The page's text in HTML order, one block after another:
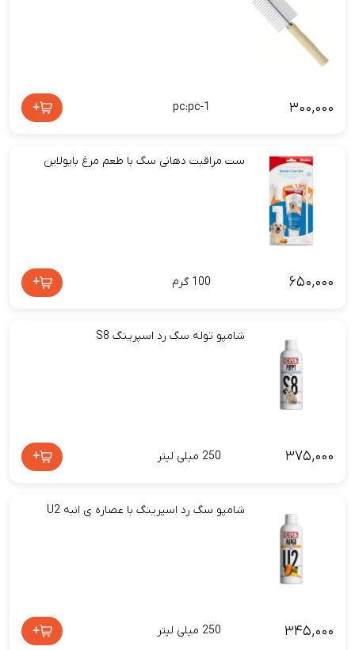
۳۰۰,۰۰۰ pc:pc-1
+
ست مراقبت دهانی سگ با طعم مرغ بایولاین
۶۵۰,۰۰۰ 100 گرم +
شامپو توله سگ رد اسپرینگ S8
۳۷۵,۰۰۰ 250 میلی لیتر +
شامپو سگ رد اسپرینگ با عصاره ی انبه U2
۳۴۵,۰۰۰ 250 میلی لیتر +